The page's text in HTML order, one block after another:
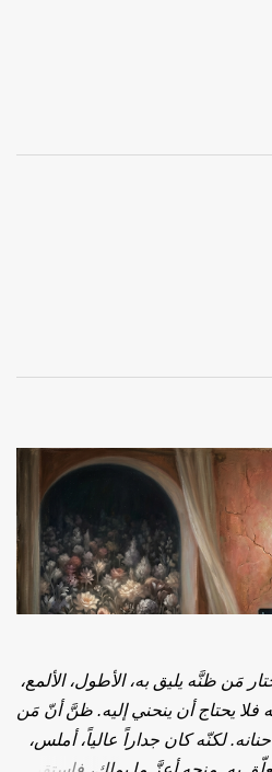
مَن ظنَّه يليق به، الأطول، الألمع،
يحتاج أن ينحني إليه. ظنَّ أنّ مَن
لكنّه كان جداراً عالياً، أملس،